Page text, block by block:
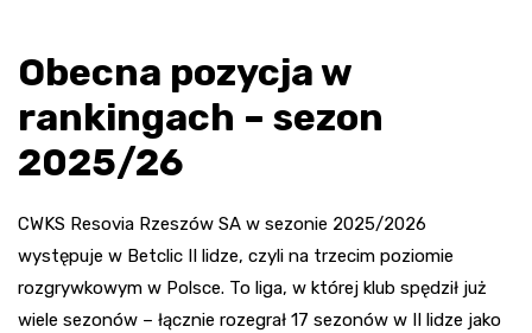
Obecna pozycja w
rankingach – sezon
2025/26
CWKS Resovia Rzeszów SA w sezonie 2025/2026
występuje w Betclic II lidze, czyli na trzecim poziomie
rozgrywkowym w Polsce. To liga, w której klub spędził już
wiele sezonów – łącznie rozegrał 17 sezonów w II lidze jako